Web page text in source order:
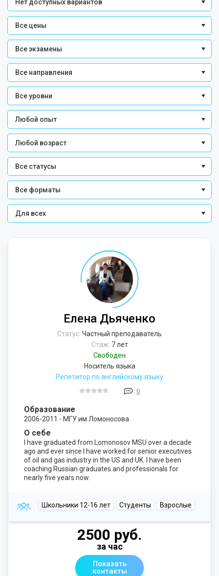
Нет доступных вариантов
Все цены
Все экзамены
Все направления
Все уровни
Любой опыт
Любой возраст
Все статусы
Все форматы
Для всех
Елена Дьяченко
Статус: Частный преподаватель
Стаж: 7 лет
Свободен
Носитель языка
Репетитор по английскому языку
0
Образование
2006-2011 - МГУ им.Ломоносова
О себе
I have graduated from Lomonosov MSU over a decade
ago and ever since I have worked for senior executives
of oil and gas industry in the US and UK. I have been
coaching Russian graduates and professionals for
nearly five years now.
Школьники 12-16 лет Студенты Взрослые
2500 руб.
за час
Показать
контакты